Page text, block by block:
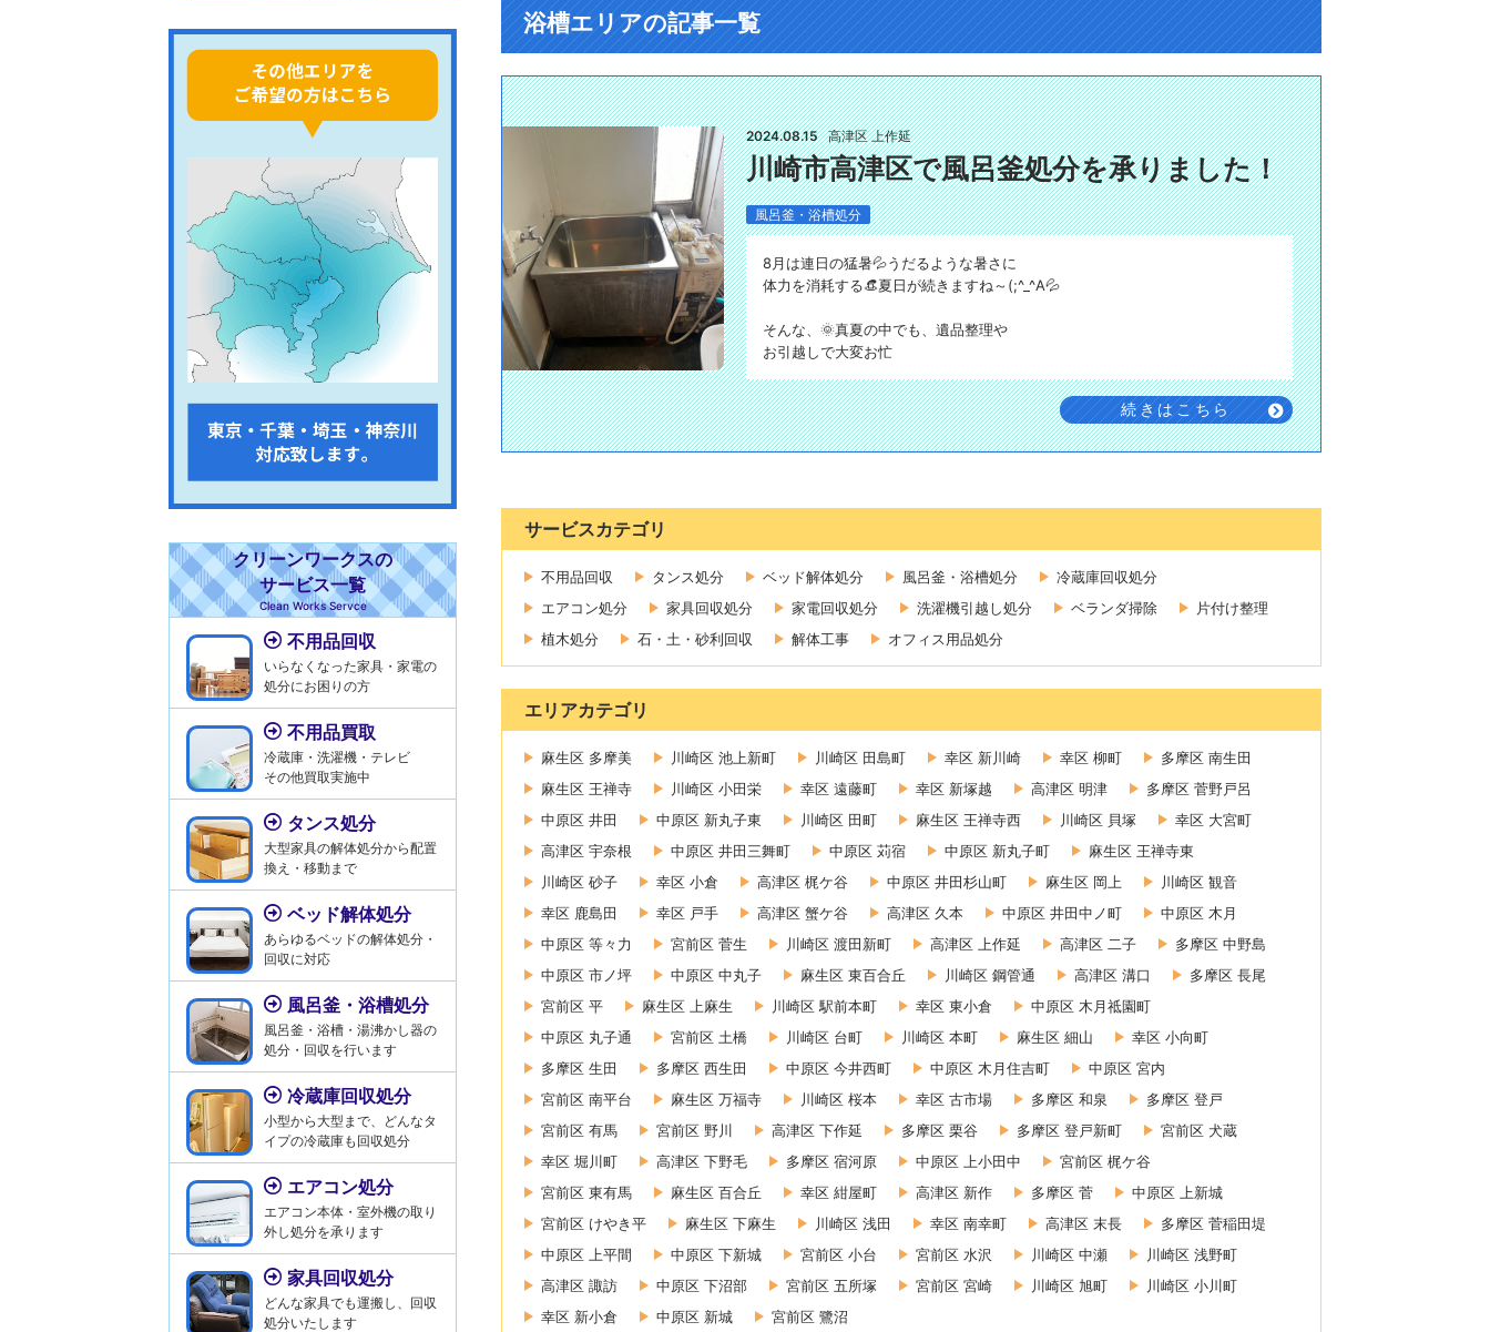
浴槽エリアの記事一覧
2024.08.15 高津区 上作延
川崎市高津区で風呂釜処分を承りました！
風呂釜・浴槽処分
8月は連日の猛暑💦うだるような暑さに
体力を消耗する👒夏日が続きますね～(;^_^A💦
そんな、🌞真夏の中でも、遺品整理や
お引越しで大変お忙
続きはこちら
サービスカテゴリ
不用品回収 タンス処分 ベッド解体処分 風呂釜・浴槽処分
冷蔵庫回収処分
エアコン処分
家具回収処分 家電回収処分 洗濯機引越し処分 ベランダ掃除
片付け整理
植木処分
石・土・砂利回収 解体工事 オフィス用品処分
エリアカテゴリ
麻生区 多摩美 川崎区 池上新町 川崎区 田島町 幸区 新川崎 幸区 柳町
多摩区 南生田
麻生区 王禅寺
川崎区 小田栄 幸区 遠藤町 幸区 新塚越 高津区 明津
多摩区 菅野戸呂
中原区 井田
中原区 新丸子東 川崎区 田町 麻生区 王禅寺西 川崎区 貝塚
幸区 大宮町
高津区 宇奈根
中原区 井田三舞町 中原区 苅宿 中原区 新丸子町
麻生区 王禅寺東
川崎区 砂子
幸区 小倉 高津区 梶ケ谷 中原区 井田杉山町 麻生区 岡上
川崎区 観音
幸区 鹿島田
幸区 戸手 高津区 蟹ケ谷 高津区 久本 中原区 井田中ノ町
中原区 木月
中原区 等々力
宮前区 菅生 川崎区 渡田新町 高津区 上作延 高津区 二子
多摩区 中野島
中原区 市ノ坪
中原区 中丸子 麻生区 東百合丘 川崎区 鋼管通 高津区 溝口
多摩区 長尾
宮前区 平
麻生区 上麻生 川崎区 駅前本町 幸区 東小倉
中原区 木月祗園町
中原区 丸子通
宮前区 土橋 川崎区 台町 川崎区 本町 麻生区 細山
幸区 小向町
多摩区 生田
多摩区 西生田 中原区 今井西町 中原区 木月住吉町
中原区 宮内
宮前区 南平台
麻生区 万福寺 川崎区 桜本 幸区 古市場 多摩区 和泉
多摩区 登戸
宮前区 有馬
宮前区 野川 高津区 下作延 多摩区 栗谷 多摩区 登戸新町
宮前区 犬蔵
幸区 堀川町
高津区 下野毛 多摩区 宿河原 中原区 上小田中
宮前区 梶ケ谷
宮前区 東有馬
麻生区 百合丘 幸区 紺屋町 高津区 新作 多摩区 菅
中原区 上新城
宮前区 けやき平
麻生区 下麻生 川崎区 浅田 幸区 南幸町 高津区 末長
多摩区 菅稲田堤
中原区 上平間
中原区 下新城 宮前区 小台 宮前区 水沢 川崎区 中瀬
川崎区 浅野町
高津区 諏訪
中原区 下沼部 宮前区 五所塚 宮前区 宮崎 川崎区 旭町
川崎区 小川町
幸区 新小倉
中原区 新城 宮前区 鷺沼
クリーンワークスの
サービス一覧
Clean Works Servce
不用品回収
いらなくなった家具・家電の
処分にお困りの方
不用品買取
冷蔵庫・洗濯機・テレビ
その他買取実施中
タンス処分
大型家具の解体処分から配置
換え・移動まで
ベッド解体処分
あらゆるベッドの解体処分・
回収に対応
風呂釜・浴槽処分
風呂釜・浴槽・湯沸かし器の
処分・回収を行います
冷蔵庫回収処分
小型から大型まで、どんなタ
イプの冷蔵庫も回収処分
エアコン処分
エアコン本体・室外機の取り
外し処分を承ります
家具回収処分
どんな家具でも運搬し、回収
処分いたします